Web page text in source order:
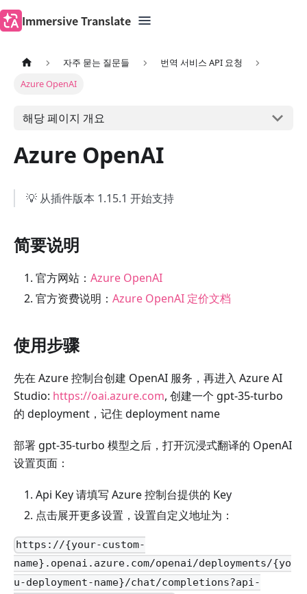
Immersive Translate
자주 묻는 질문들
번역 서비스 API 요청
Azure OpenAI
해당 페이지 개요
Azure OpenAI
💡 从插件版本 1.15.1 开始支持
简要说明
官方网站： Azure OpenAI
官方资费说明： Azure OpenAI 定价文档
使用步骤
先在 Azure 控制台创建 OpenAI 服务，再进入 Azure AI
Studio: https://oai.azure.com, 创建一个 gpt-35-turbo
的 deployment，记住 deployment name
部署 gpt-35-turbo 模型之后，打开沉浸式翻译的 OpenAI
设置页面：
Api Key 请填写 Azure 控制台提供的 Key
点击展开更多设置，设置自定义地址为：
https://{your-custom-
name}.openai.azure.com/openai/deployments/{yo
u-deployment-name}/chat/completions?api-